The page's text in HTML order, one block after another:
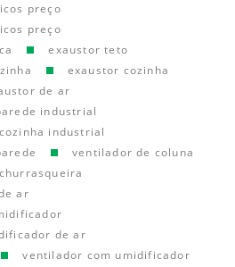
preço
preço
exaustor teto
exaustor cozinha
de ar
industrial
industrial
ventilador de coluna
ar
de ar
ventilador com umidificador